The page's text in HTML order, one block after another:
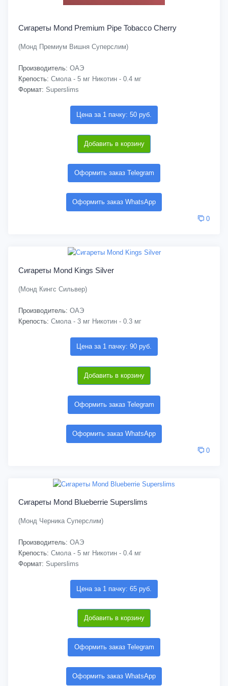
Сигареты Mond Premium Pipe Tobacco Cherry
(Монд Премиум Вишня Суперслим)
Производитель: ОАЭ
Крепость: Смола - 5 мг Никотин - 0.4 мг
Формат: Superslims
Цена за 1 пачку: 50 руб.
Добавить в корзину
Оформить заказ Telegram
Оформить заказ WhatsApp
0
Сигареты Mond Kings Silver
(Монд Кингс Сильвер)
Производитель: ОАЭ
Крепость: Смола - 3 мг Никотин - 0.3 мг
Цена за 1 пачку: 90 руб.
Добавить в корзину
Оформить заказ Telegram
Оформить заказ WhatsApp
0
Сигареты Mond Blueberrie Superslims
(Монд Черника Суперслим)
Производитель: ОАЭ
Крепость: Смола - 5 мг Никотин - 0.4 мг
Формат: Superslims
Цена за 1 пачку: 65 руб.
Добавить в корзину
Оформить заказ Telegram
Оформить заказ WhatsApp